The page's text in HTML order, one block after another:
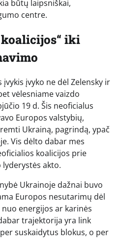
būtų laipsniškai,
centre.
iki
įvyko ne dėl Zelensky ir
vėlesniame vaizdo
19 d. Šis neoficialus
Europos valstybių,
Ukrainą, pagrindą, ypač
Vis dėlto dabar mes
koalicijos prie
akto.
Ukrainoje dažnai buvo
Europos nesutarimų dėl
energijos ar karinės
trajektorija yra link
suskaidytus blokus, o per